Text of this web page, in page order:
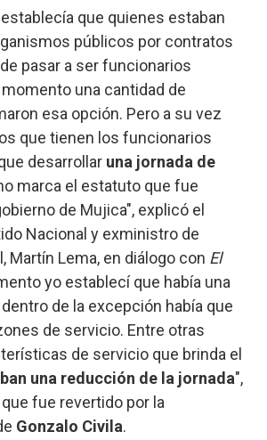
que quienes estaban
públicos por contratos
pasar a ser funcionarios
una cantidad de
esa opción. Pero a su vez
que tienen los funcionarios
desarrollar una jornada de
marca el estatuto que fue
de Mujica", explicó el
Nacional y exministro de
Martín Lema, en diálogo con El
yo establecí que había una
de la excepción había que
de servicio. Entre otras
de servicio que brinda el
una reducción de la jornada",
fue revertido por la
Gonzalo Civila.